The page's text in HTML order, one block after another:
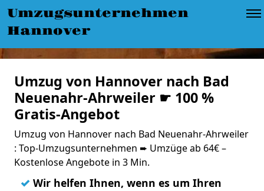
Umzugsunternehmen
Hannover
Umzug von Hannover nach Bad
Neuenahr-Ahrweiler ☛ 100 %
Gratis-Angebot
Umzug von Hannover nach Bad Neuenahr-Ahrweiler
: Top-Umzugsunternehmen ➨ Umzüge ab 64€ –
Kostenlose Angebote in 3 Min.
✓ Wir helfen Ihnen, wenn es um Ihren